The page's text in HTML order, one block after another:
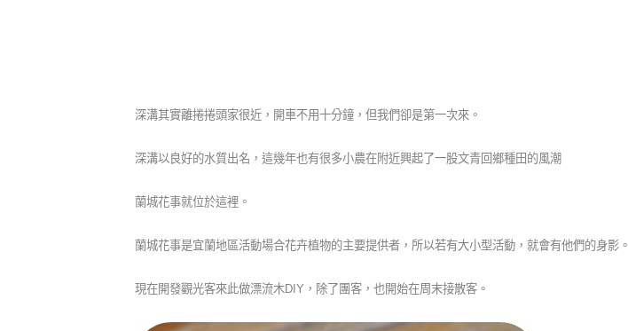
深溝其實離捲捲頭家很近，開車不用十分鐘，但我們卻是第一次來。
深溝以良好的水質出名，這幾年也有很多小農在附近興起了一股文青回鄉種田的風潮
蘭城花事就位於這裡。
蘭城花事是宜蘭地區活動場合花卉植物的主要提供者，所以若有大小型活動，就會有他們的身影。
現在開發觀光客來此做漂流木DIY，除了團客，也開始在周末接散客。